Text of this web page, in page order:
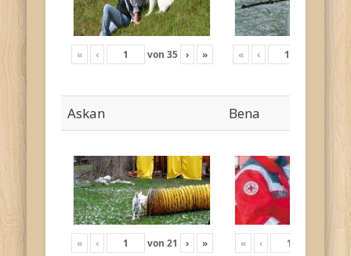
« ‹ von 35 › » « ‹ ›
Askan Bena
« ‹ von 21 › » « ‹